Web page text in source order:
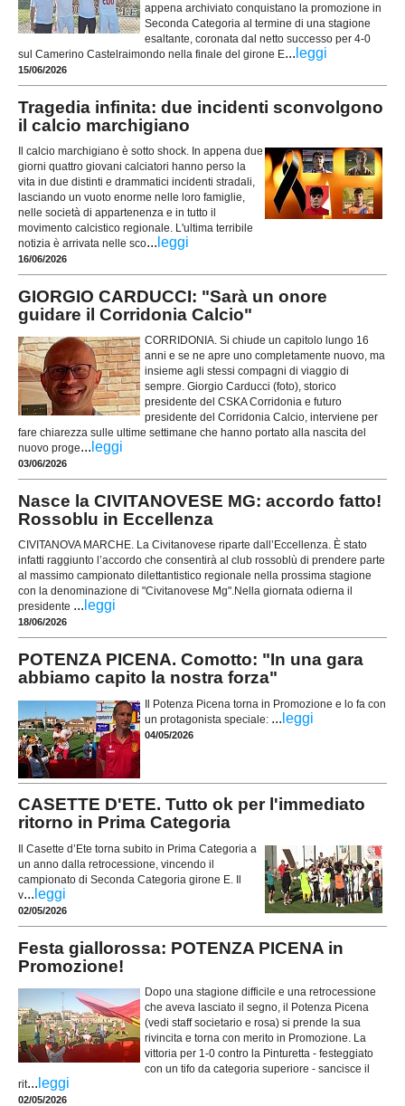
appena archiviato conquistano la promozione in
Seconda Categoria al termine di una stagione
esaltante, coronata dal netto successo per 4-0
sul Camerino Castelraimondo nella finale del girone E... leggi
15/06/2026
Tragedia infinita: due incidenti sconvolgono
il calcio marchigiano
Il calcio marchigiano è sotto shock. In appena due
giorni quattro giovani calciatori hanno perso la
vita in due distinti e drammatici incidenti stradali,
lasciando un vuoto enorme nelle loro famiglie,
nelle società di appartenenza e in tutto il
movimento calcistico regionale. L'ultima terribile
notizia è arrivata nelle sco... leggi
16/06/2026
GIORGIO CARDUCCI: "Sarà un onore
guidare il Corridonia Calcio"
CORRIDONIA. Si chiude un capitolo lungo 16
anni e se ne apre uno completamente nuovo, ma
insieme agli stessi compagni di viaggio di
sempre. Giorgio Carducci (foto), storico
presidente del CSKA Corridonia e futuro
presidente del Corridonia Calcio, interviene per
fare chiarezza sulle ultime settimane che hanno portato alla nascita del
nuovo proge... leggi
03/06/2026
Nasce la CIVITANOVESE MG: accordo fatto!
Rossoblu in Eccellenza
CIVITANOVA MARCHE. La Civitanovese riparte dall’Eccellenza. È stato
infatti raggiunto l’accordo che consentirà al club rossoblù di prendere parte
al massimo campionato dilettantistico regionale nella prossima stagione
con la denominazione di "Civitanovese Mg".Nella giornata odierna il
presidente ... leggi
18/06/2026
POTENZA PICENA. Comotto: "In una gara
abbiamo capito la nostra forza"
Il Potenza Picena torna in Promozione e lo fa con
un protagonista speciale: ... leggi
04/05/2026
CASETTE D'ETE. Tutto ok per l'immediato
ritorno in Prima Categoria
Il Casette d’Ete torna subito in Prima Categoria a
un anno dalla retrocessione, vincendo il
campionato di Seconda Categoria girone E. Il
v... leggi
02/05/2026
Festa giallorossa: POTENZA PICENA in
Promozione!
Dopo una stagione difficile e una retrocessione
che aveva lasciato il segno, il Potenza Picena
(vedi staff societario e rosa) si prende la sua
rivincita e torna con merito in Promozione. La
vittoria per 1-0 contro la Pinturetta - festeggiato
con un tifo da categoria superiore - sancisce il
rit... leggi
02/05/2026